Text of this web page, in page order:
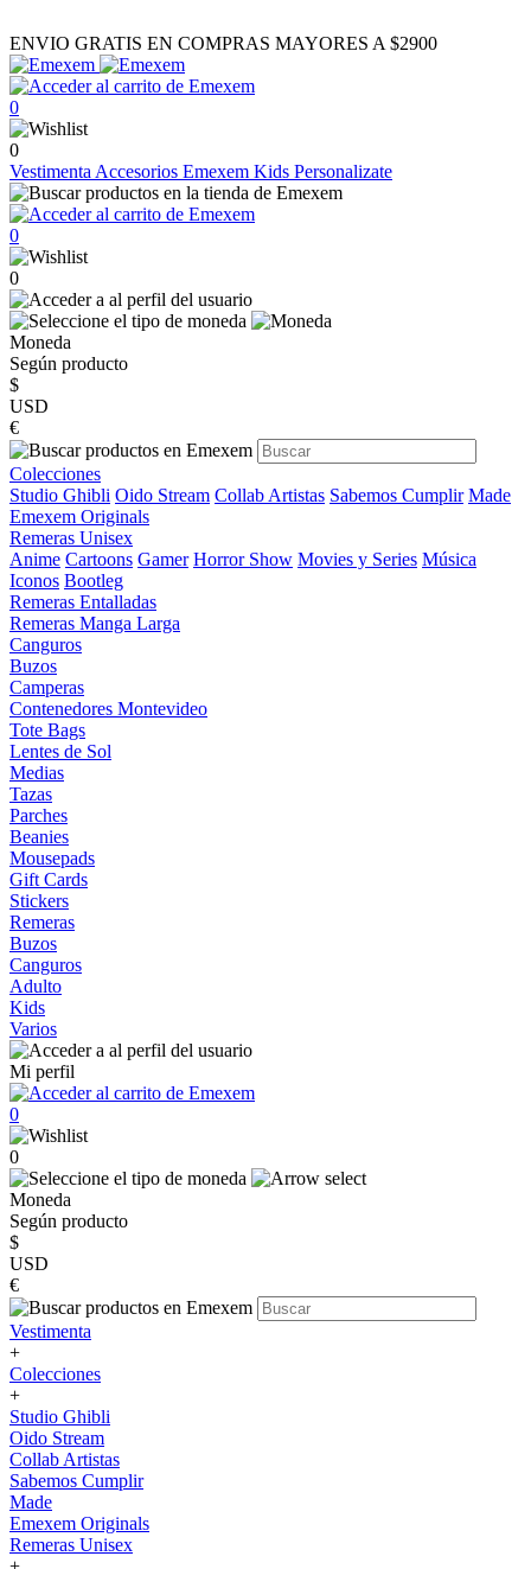
ENVIO GRATIS EN COMPRAS MAYORES A $2900
0
0
Vestimenta Accesorios Emexem Kids Personalizate
0
0
Moneda
Según producto
$
USD
€
Colecciones
Studio Ghibli Oido Stream Collab Artistas Sabemos Cumplir Made
Emexem Originals
Remeras Unisex
Anime Cartoons Gamer Horror Show Movies y Series Música
Iconos Bootleg
Remeras Entalladas
Remeras Manga Larga
Canguros
Buzos
Camperas
Contenedores Montevideo
Tote Bags
Lentes de Sol
Medias
Tazas
Parches
Beanies
Mousepads
Gift Cards
Stickers
Remeras
Buzos
Canguros
Adulto
Kids
Varios
Mi perfil
0
0
Moneda
Según producto
$
USD
€
Vestimenta
+
Colecciones
+
Studio Ghibli
Oido Stream
Collab Artistas
Sabemos Cumplir
Made
Emexem Originals
Remeras Unisex